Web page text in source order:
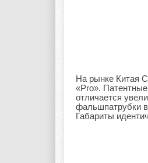
На рынке Китая
«Pro».
отличается
фальшпатрубки
Габариты